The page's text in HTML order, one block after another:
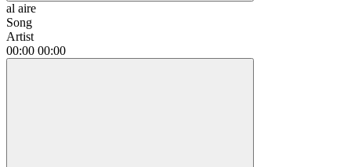
al aire
Song
Artist
00:00 00:00